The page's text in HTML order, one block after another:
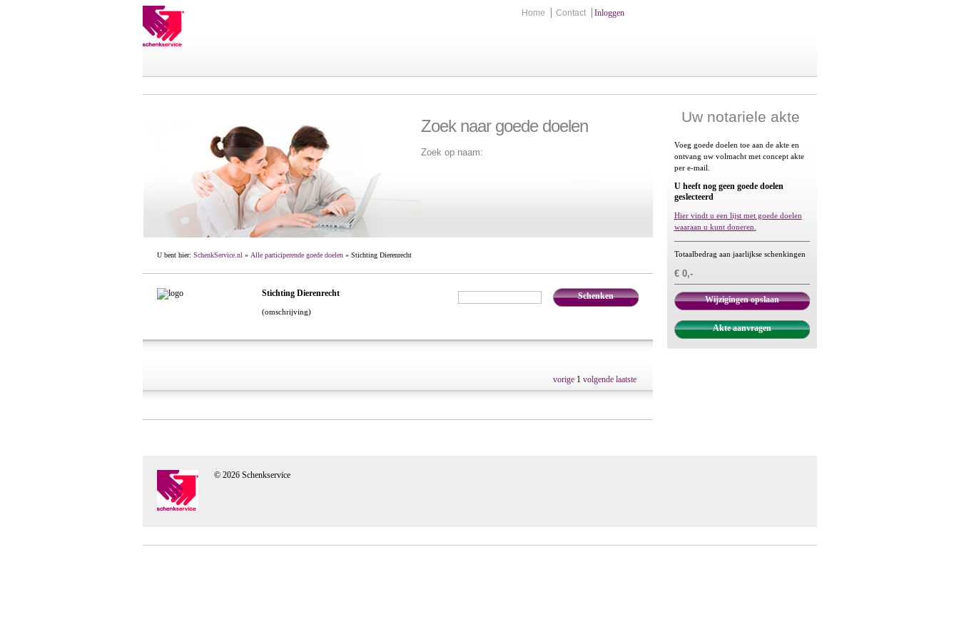
Home Contact Inloggen
Zoek naar goede doelen
Zoek op naam:
U bent hier: SchenkService.nl » Alle participerende goede doelen» Stichting Dierenrecht
Schenken
Stichting Dierenrecht
(omschrijving)
vorige 1 volgende laatste
Uw notariele akte
Voeg goede doelen toe aan de akte en
ontvang uw volmacht met concept akte
per e-mail.
U heeft nog geen goede doelen
geslecteerd
Hier vindt u een lijst met goede doelen
waaraan u kunt doneren.
Totaalbedrag aan jaarlijkse schenkingen
€ 0,-
Wijzigingen opslaan
Akte aanvragen
© 2026 Schenkservice